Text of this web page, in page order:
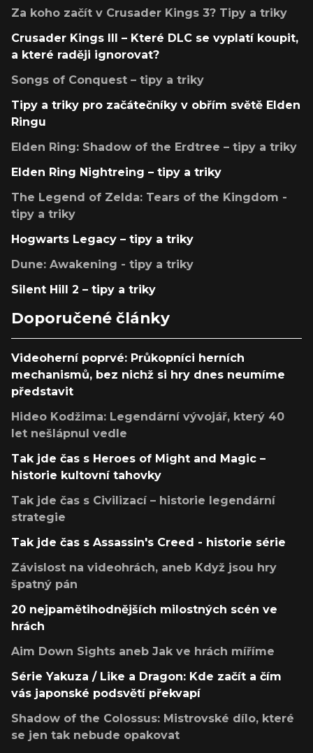
Za koho začít v Crusader Kings 3? Tipy a triky
Crusader Kings III – Které DLC se vyplatí koupit,
a které raději ignorovat?
Songs of Conquest – tipy a triky
Tipy a triky pro začátečníky v obřím světě Elden
Ringu
Elden Ring: Shadow of the Erdtree – tipy a triky
Elden Ring Nightreing – tipy a triky
The Legend of Zelda: Tears of the Kingdom -
tipy a triky
Hogwarts Legacy – tipy a triky
Dune: Awakening - tipy a triky
Silent Hill 2 – tipy a triky
Doporučené články
Videoherní poprvé: Průkopníci herních
mechanismů, bez nichž si hry dnes neumíme
představit
Hideo Kodžima: Legendární vývojář, který 40
let nešlápnul vedle
Tak jde čas s Heroes of Might and Magic –
historie kultovní tahovky
Tak jde čas s Civilizací – historie legendární
strategie
Tak jde čas s Assassin's Creed - historie série
Závislost na videohrách, aneb Když jsou hry
špatný pán
20 nejpamětihodnějších milostných scén ve
hrách
Aim Down Sights aneb Jak ve hrách míříme
Série Yakuza / Like a Dragon: Kde začít a čím
vás japonské podsvětí překvapí
Shadow of the Colossus: Mistrovské dílo, které
se jen tak nebude opakovat